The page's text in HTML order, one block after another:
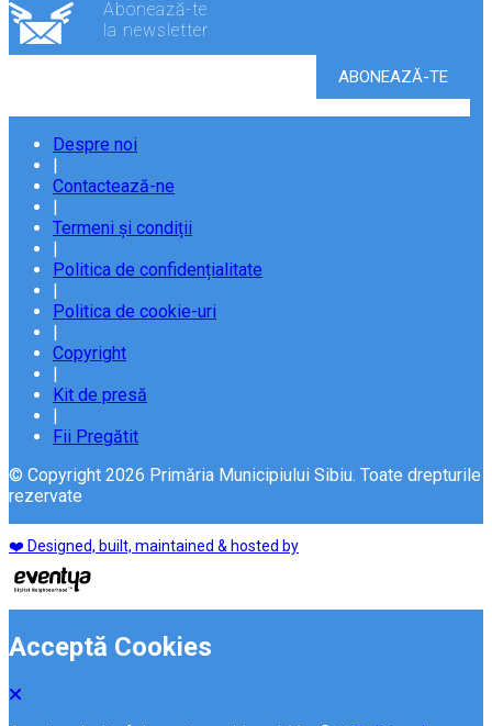
Abonează-te
la newsletter
Despre noi
|
Contactează-ne
|
Termeni și condiții
|
Politica de confidențialitate
|
Politica de cookie-uri
|
Copyright
|
Kit de presă
|
Fii Pregătit
© Copyright 2026 Primăria Municipiului Sibiu. Toate drepturile
rezervate
❤️ Designed, built, maintained & hosted by
Acceptă Cookies